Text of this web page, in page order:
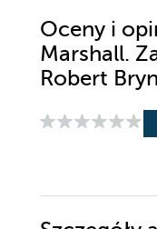
Oceny i
Marshall.
Robert